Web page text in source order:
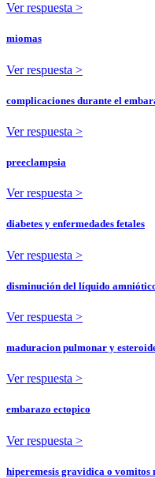
Ver respuesta >
miomas
Ver respuesta >
complicaciones durante el
Ver respuesta >
preeclampsia
Ver respuesta >
diabetes y enfermedades fetales
Ver respuesta >
disminución del líquido
Ver respuesta >
maduracion pulmonar y
Ver respuesta >
embarazo ectopico
Ver respuesta >
hiperemesis gravidica o vomitos